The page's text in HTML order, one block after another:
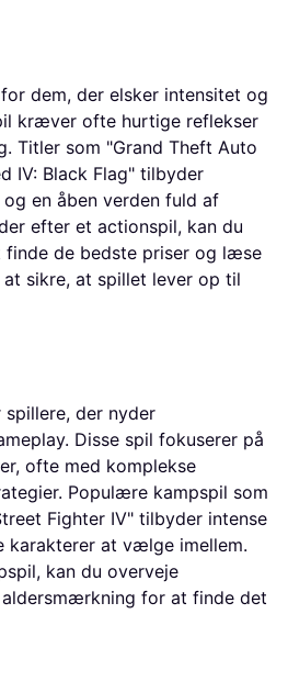
dem, der elsker intensitet og
kræver ofte hurtige reflekser
Titler som "Grand Theft Auto
IV: Black Flag" tilbyder
en åben verden fuld af
efter et actionspil, kan du
de bedste priser og læse
sikre, at spillet lever op til
der nyder
Disse spil fokuserer på
ofte med komplekse
Populære kampspil som
Fighter IV" tilbyder intense
karakterer at vælge imellem.
kan du overveje
aldersmærkning for at finde det